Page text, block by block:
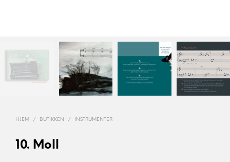
HJEM / BUTIKKEN / INSTRUMENTER
10. Moll